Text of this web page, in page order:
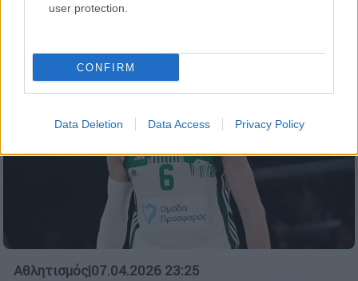
user protection.
CONFIRM
Data Deletion Data Access Privacy Policy
Αθλητισμός|07.04.2026 23:25